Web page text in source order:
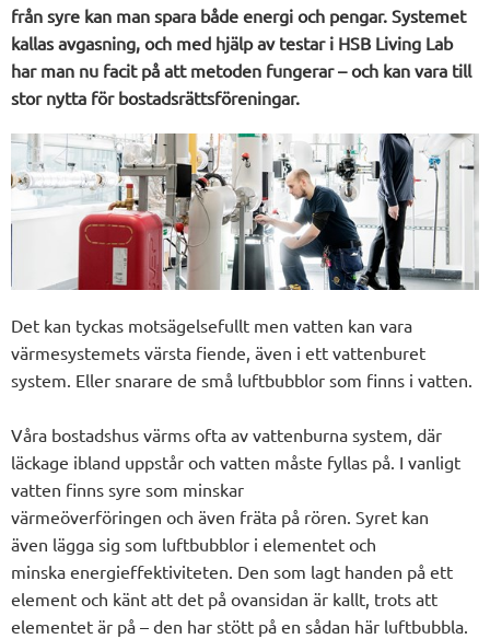
från syre kan man spara både energi och pengar. Systemet
kallas avgasning, och med hjälp av testar i HSB Living Lab
har man nu facit på att metoden fungerar – och kan vara till
stor nytta för bostadsrättsföreningar.
Det kan tyckas motsägelsefullt men vatten kan vara
värmesystemets värsta fiende, även i ett vattenburet
system. Eller snarare de små luftbubblor som finns i vatten.
Våra bostadshus värms ofta av vattenburna system, där
läckage ibland uppstår och vatten måste fyllas på. I vanligt
vatten finns syre som minskar
värmeöverföringen och även fräta på rören. Syret kan
även lägga sig som luftbubblor i elementet och
minska energieffektiviteten. Den som lagt handen på ett
element och känt att det på ovansidan är kallt, trots att
elementet är på – den har stött på en sådan här luftbubbla.